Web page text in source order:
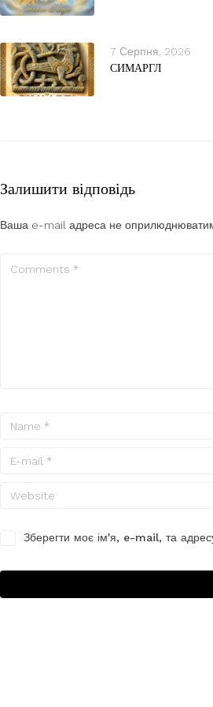
7 Серпня, 2026
СИМАРГЛ
Залишити відповідь
Ваша e-mail адреса не
Зберегти моє ім'я, e-mail, та